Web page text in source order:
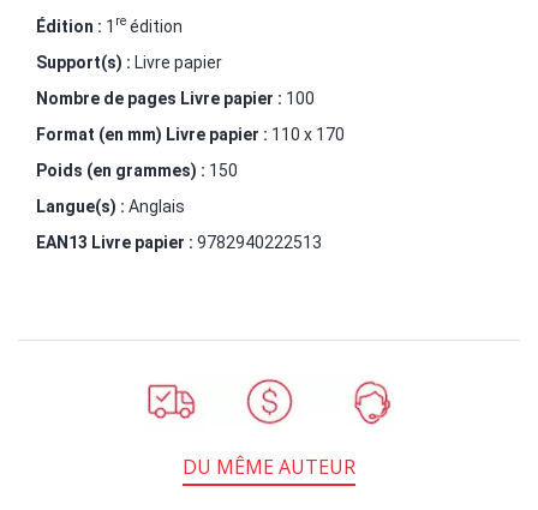
Édition : 1 re édition
Support(s) : Livre papier
Nombre de pages Livre papier : 100
Format (en mm) Livre papier : 110 x 170
Poids (en grammes) : 150
Langue(s) : Anglais
EAN13 Livre papier : 9782940222513
DU MÊME AUTEUR